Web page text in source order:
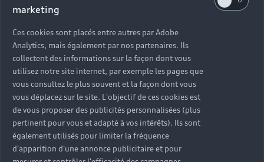
Trouver mon Partenaire Audi
SUV électrique
SUV hybride
SUV
SUV compact
Audi rent : location courte durée
Espace Client Audi Financial Services
Heycar
Achat véhicule de société
Avantages voiture société
Flotte automobile
TVS
LLD
Accessoires et équipements
Espace personnel myAudi
Audi connect
Informations client
Functions on Demand
Action de Service EA 189
Audi Assistance
Audi Sport
Nos technologies
myAudi experience
Audi Shop : Boutique Officielle
Espace actualités Audi
© 2026 Audi France. Tous droits réservés.
Mentions légales
Politique sur les cookies
Gérer vos cookies
Politique de confidentialité
Système de lanceur d'alerte
Fiche produit environnementale
Devis & RDV entretien en ligne
Demande d'information
Carrières
Opérateurs indépendants
marketing
Ces cookies sont placés entre autres par Adobe
Analytics, mais également par nos partenaires. Ils
collectent des informations sur la façon dont vous
utilisez notre site internet, par exemple les pages que
vous consultez le plus souvent et la façon dont vous
vous déplacez sur le site. L'objectif de ces cookies est
de vous proposer des publicités personnalisées (plus
pertinent pour vous et adapté à vos intérêts). Ils sont
également utilisés pour limiter la fréquence
d'apparition d'une annonce publicitaire et pour